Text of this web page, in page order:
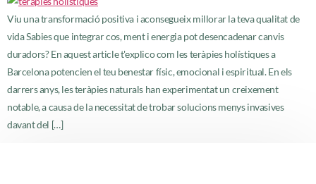
Viu una transformació positiva i aconsegueix millorar la teva qualitat de
vida Sabies que integrar cos, ment i energia pot desencadenar canvis
duradors? En aquest article t'explico com les teràpies holístiques a
Barcelona potencien el teu benestar físic, emocional i espiritual. En els
darrers anys, les teràpies naturals han experimentat un creixement
notable, a causa de la necessitat de trobar solucions menys invasives
davant del […]